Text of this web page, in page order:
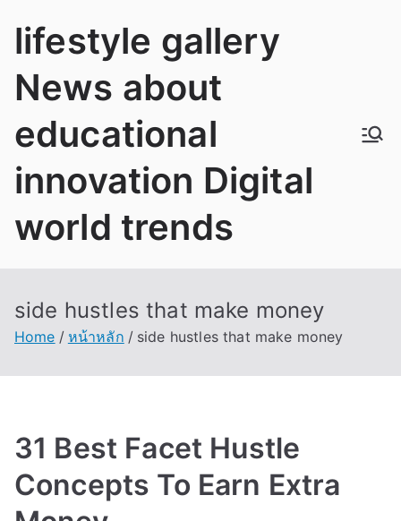
lifestyle gallery
News about
educational
innovation Digital
world trends
side hustles that make money
Home หน้าหลัก side hustles that make money
31 Best Facet Hustle
Concepts To Earn Extra